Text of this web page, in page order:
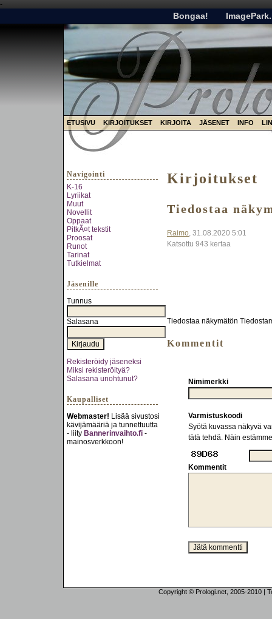
-
Bongaa!
ETUSIVU KIRJOITUKSET KIRJOITA JÄSENET INFO
Navigointi
K-16
Lyriikat
Muut
Novellit
Oppaat
PitkÃ¤t tekstit
Proosat
Runot
Tarinat
Tutkielmat
Jäsenille
Tunnus
Salasana
Rekisteröidy jäseneksi
Miksi rekisteröityä?
Salasana unohtunut?
Kaupalliset
Webmaster! Lisää sivustosi
kävijämääriä ja tunnettuutta
- liity Bannerinvaihto.fi -
mainosverkkoon!
Kirjoitukset
Tiedostaa
Raimo, 31.08.2020 5:01
Katsottu 943 kertaa
Tiedostaa näkymätön
Kommentit
Nimimerkki
Varmistuskoodi
Syötä kuvassa näkyvä
tätä tehdä. Näin
Kommentit
Copyright © Prologi.net, 2005-2010 |